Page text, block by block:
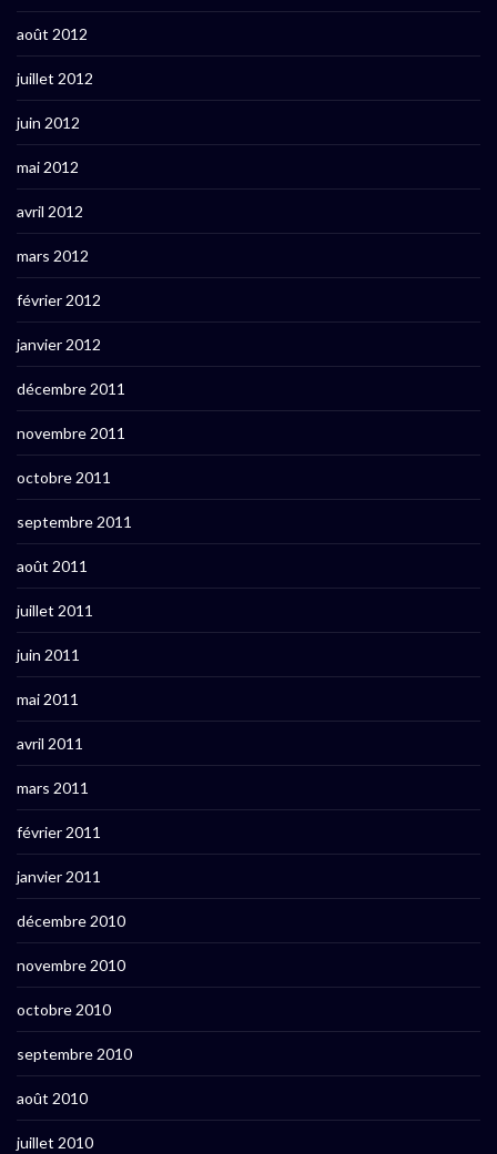
août 2012
juillet 2012
juin 2012
mai 2012
avril 2012
mars 2012
février 2012
janvier 2012
décembre 2011
novembre 2011
octobre 2011
septembre 2011
août 2011
juillet 2011
juin 2011
mai 2011
avril 2011
mars 2011
février 2011
janvier 2011
décembre 2010
novembre 2010
octobre 2010
septembre 2010
août 2010
juillet 2010